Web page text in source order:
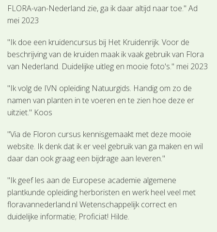
FLORA-van-Nederland zie, ga ik daar altijd naar toe." Ad
mei 2023
"Ik doe een kruidencursus bij Het Kruidenrijk. Voor de
beschrijving van de kruiden maak ik vaak gebruik van Flora
van Nederland. Duidelijke uitleg en mooie foto's." mei 2023
"Ik volg de IVN opleiding Natuurgids. Handig om zo de
namen van planten in te voeren en te zien hoe deze er
uitziet." Koos
"Via de Floron cursus kennisgemaakt met deze mooie
website. Ik denk dat ik er veel gebruik van ga maken en wil
daar dan ook graag een bijdrage aan leveren."
"Ik geef les aan de Europese academie algemene
plantkunde opleiding herboristen en werk heel veel met
floravannederland.nl Wetenschappelijk correct en
duidelijke informatie; Proficiat! Hilde.